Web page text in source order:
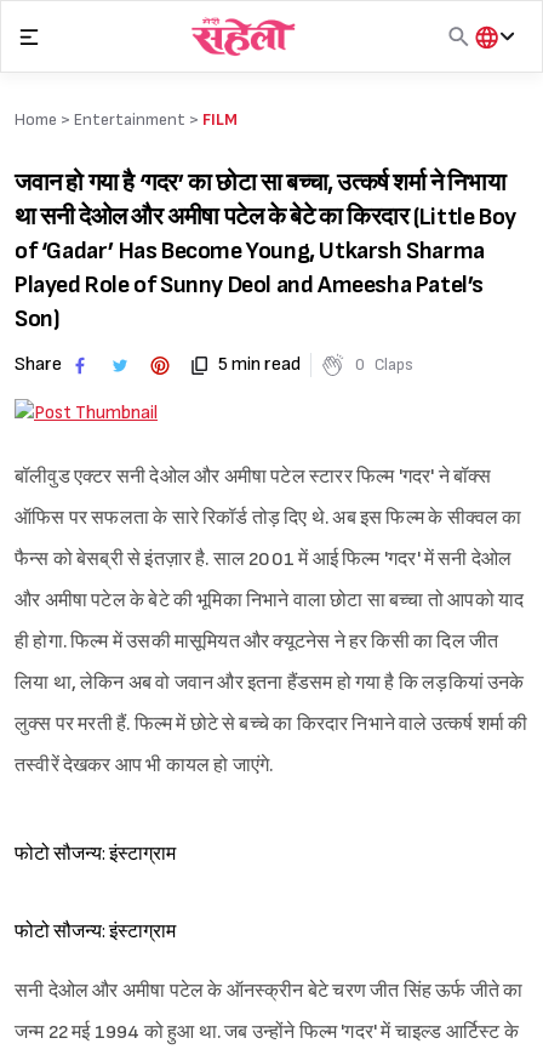
content
हिंदी
Home > Entertainment > FILM
जवान हो गया है ‘गदर’ का छोटा सा बच्चा, उत्कर्ष शर्मा ने निभाया
था सनी देओल और अमीषा पटेल के बेटे का किरदार (Little Boy
of ‘Gadar’ Has Become Young, Utkarsh Sharma
Played Role of Sunny Deol and Ameesha Patel’s
Son)
Share 5 min read 0 Claps
बॉलीवुड एक्टर सनी देओल और अमीषा पटेल स्टारर फिल्म 'गदर' ने बॉक्स
ऑफिस पर सफलता के सारे रिकॉर्ड तोड़ दिए थे. अब इस फिल्म के सीक्वल का
फैन्स को बेसब्री से इंतज़ार है. साल 2001 में आई फिल्म 'गदर' में सनी देओल
और अमीषा पटेल के बेटे की भूमिका निभाने वाला छोटा सा बच्चा तो आपको याद
ही होगा. फिल्म में उसकी मासूमियत और क्यूटनेस ने हर किसी का दिल जीत
लिया था, लेकिन अब वो जवान और इतना हैंडसम हो गया है कि लड़कियां उनके
लुक्स पर मरती हैं. फिल्म में छोटे से बच्चे का किरदार निभाने वाले उत्कर्ष शर्मा की
तस्वीरें देखकर आप भी कायल हो जाएंगे.
फोटो सौजन्य: इंस्टाग्राम
फोटो सौजन्य: इंस्टाग्राम
सनी देओल और अमीषा पटेल के ऑनस्क्रीन बेटे चरण जीत सिंह ऊर्फ जीते का
जन्म 22 मई 1994 को हुआ था. जब उन्होंने फिल्म 'गदर' में चाइल्ड आर्टिस्ट के